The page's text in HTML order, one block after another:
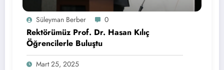
Süleyman Berber 0
Rektörümüz Prof. Dr. Hasan Kılıç
Öğrencilerle Buluştu
Mart 25, 2025